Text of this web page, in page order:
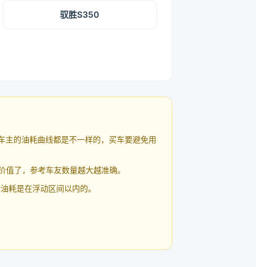
驭胜S350
的油耗曲线都是不一样的，买车要避免用
了，参考车友数量越大越准确。
耗是在浮动区间以内的。